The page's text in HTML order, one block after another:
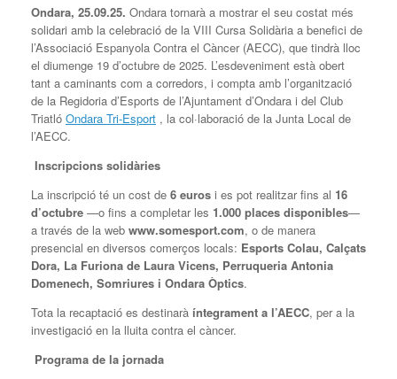
Ondara, 25.09.25. Ondara tornarà a mostrar el seu costat més
solidari amb la celebració de la VIII Cursa Solidària a benefici de
l’Associació Espanyola Contra el Càncer (AECC), que tindrà lloc
el diumenge 19 d’octubre de 2025. L’esdeveniment està obert
tant a caminants com a corredors, i compta amb l’organització
de la Regidoria d’Esports de l’Ajuntament d’Ondara i del Club
Triatló Ondara Tri-Esport , la col·laboració de la Junta Local de
l’AECC.
Inscripcions solidàries
La inscripció té un cost de 6 euros i es pot realitzar fins al 16
d’octubre —o fins a completar les 1.000 places disponibles—
a través de la web www.somesport.com, o de manera
presencial en diversos comerços locals: Esports Colau, Calçats
Dora, La Furiona de Laura Vicens, Perruqueria Antonia
Domenech, Somriures i Ondara Òptics.
Tota la recaptació es destinarà íntegrament a l’AECC, per a la
investigació en la lluita contra el càncer.
Programa de la jornada